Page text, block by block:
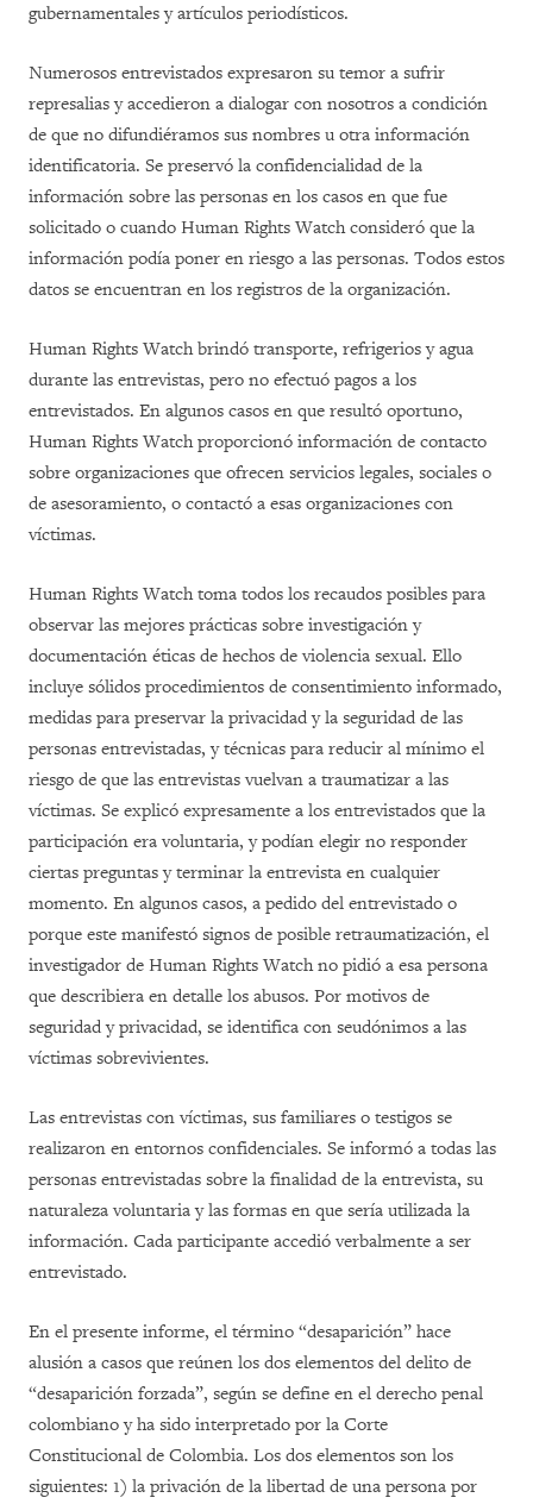
gubernamentales y artículos periodísticos.
Numerosos entrevistados expresaron su temor a sufrir
represalias y accedieron a dialogar con nosotros a condición
de que no difundiéramos sus nombres u otra información
identificatoria. Se preservó la confidencialidad de la
información sobre las personas en los casos en que fue
solicitado o cuando Human Rights Watch consideró que la
información podía poner en riesgo a las personas. Todos estos
datos se encuentran en los registros de la organización.
Human Rights Watch brindó transporte, refrigerios y agua
durante las entrevistas, pero no efectuó pagos a los
entrevistados. En algunos casos en que resultó oportuno,
Human Rights Watch proporcionó información de contacto
sobre organizaciones que ofrecen servicios legales, sociales o
de asesoramiento, o contactó a esas organizaciones con
víctimas.
Human Rights Watch toma todos los recaudos posibles para
observar las mejores prácticas sobre investigación y
documentación éticas de hechos de violencia sexual. Ello
incluye sólidos procedimientos de consentimiento informado,
medidas para preservar la privacidad y la seguridad de las
personas entrevistadas, y técnicas para reducir al mínimo el
riesgo de que las entrevistas vuelvan a traumatizar a las
víctimas. Se explicó expresamente a los entrevistados que la
participación era voluntaria, y podían elegir no responder
ciertas preguntas y terminar la entrevista en cualquier
momento. En algunos casos, a pedido del entrevistado o
porque este manifestó signos de posible retraumatización, el
investigador de Human Rights Watch no pidió a esa persona
que describiera en detalle los abusos. Por motivos de
seguridad y privacidad, se identifica con seudónimos a las
víctimas sobrevivientes.
Las entrevistas con víctimas, sus familiares o testigos se
realizaron en entornos confidenciales. Se informó a todas las
personas entrevistadas sobre la finalidad de la entrevista, su
naturaleza voluntaria y las formas en que sería utilizada la
información. Cada participante accedió verbalmente a ser
entrevistado.
En el presente informe, el término “desaparición” hace
alusión a casos que reúnen los dos elementos del delito de
“desaparición forzada”, según se define en el derecho penal
colombiano y ha sido interpretado por la Corte
Constitucional de Colombia. Los dos elementos son los
siguientes: 1) la privación de la libertad de una persona por